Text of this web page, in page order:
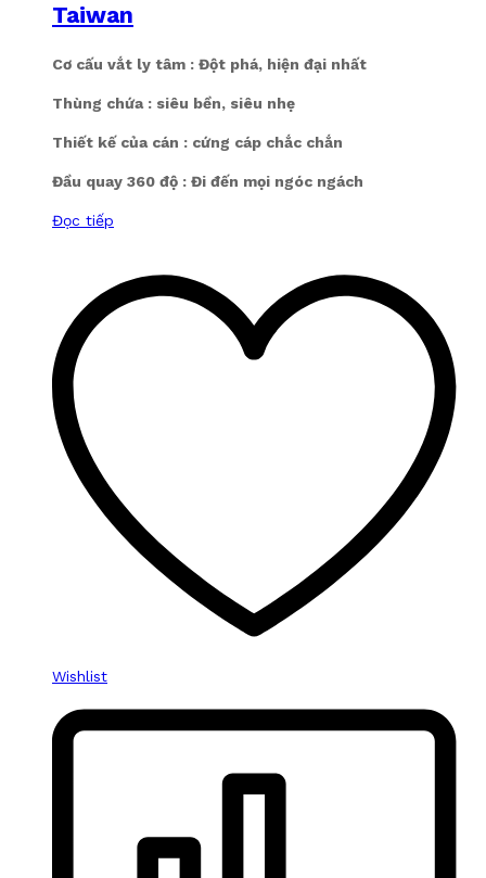
Taiwan
Cơ cấu vắt ly tâm : Đột phá, hiện đại nhất
Thùng chứa : siêu bền, siêu nhẹ
Thiết kế của cán : cứng cáp chắc chắn
Đầu quay 360 độ : Đi đến mọi ngóc ngách
Đọc tiếp
Wishlist